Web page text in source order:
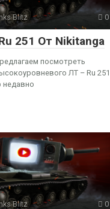
Blitz 0
251 От Nikitanga
посмотреть
ЛТ – Ru 251.
недавно
Blitz 0